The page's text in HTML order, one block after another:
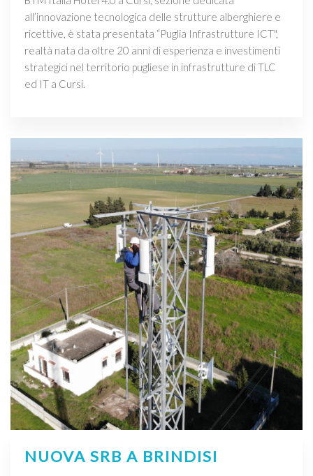
all’innovazione tecnologica delle strutture alberghiere e
ricettive, è stata presentata “Puglia Infrastrutture ICT",
realtà nata da oltre 20 anni di esperienza e investimenti
strategici nel territorio pugliese in infrastrutture di TLC
ed IT a Cursi.
NUOVA SRB A BRINDISI